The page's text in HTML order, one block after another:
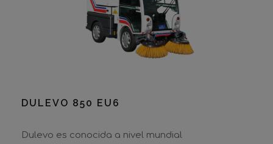
DULEVO 850 EU6
Dulevo es conocida a nivel mundial